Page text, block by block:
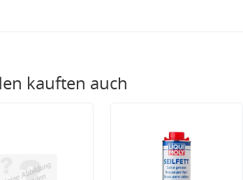
kauften auch